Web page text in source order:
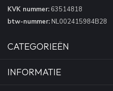
KVK nummer: 63514818
btw-nummer: NL002415984B28
CATEGORIEËN
INFORMATIE